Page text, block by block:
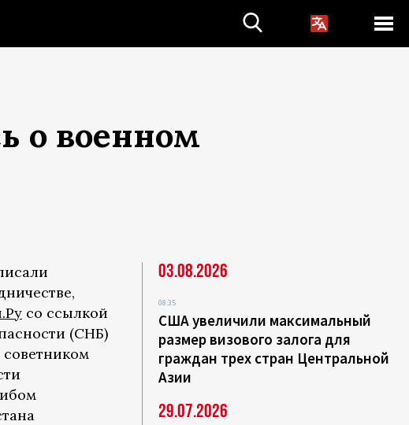
о военном
со ссылкой
(СНБ)
03.08.2026
08:35
США увеличили максимальный
размер визового залога для
граждан трех стран Центральной
Азии
29.07.2026